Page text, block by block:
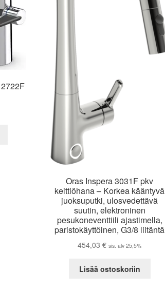
Oras Inspera 3031F pkv
keittiöhana – Korkea kääntyvä
juoksuputki, ulosvedettävä
suutin, elektroninen
pesukoneventtiili ajastimella,
paristokäyttöinen, G3/8 liitäntä
454,03€ sis. alv 25,5%
Lisää ostoskoriin